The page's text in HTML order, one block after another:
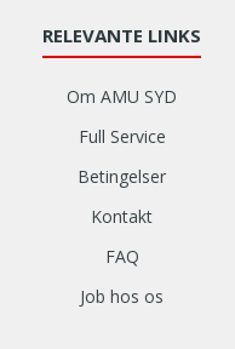
RELEVANTE LINKS
Om AMU SYD
Full Service
Betingelser
Kontakt
FAQ
Job hos os